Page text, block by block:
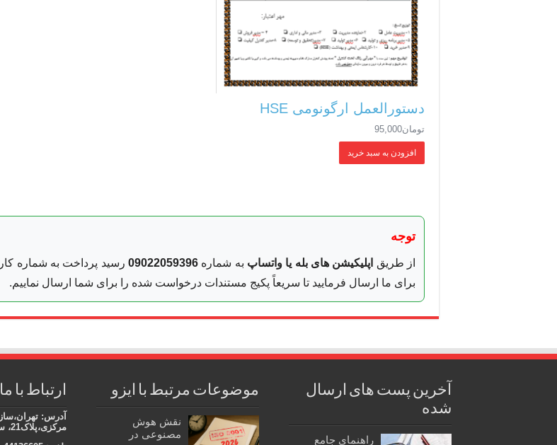
دستورالعمل ارگونومی HSE
تومان95,000
افزودن به سبد خرید
توجه
از طریق اپلیکیشن های بله یا واتساپ به شماره09022059396
برای ما ارسال فرمایید تا سریعاً پکیج مستندات درخواست شده را برای شما ارسال نماییم.
آخرین پست های ارسال
شده
راهنمای جامع
موضوعات مرتبط با ایزو
نقش هوش
مصنوعی در
ارتباط با ما
آدرس
مرکزی،پلاک21، ساختمان کیان-واحد 10